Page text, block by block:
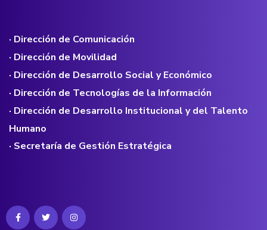
· Dirección de Comunicación
· Dirección de Movilidad
· Dirección de Desarrollo Social y Económico
· Dirección de Tecnologías de la Información
· Dirección de Desarrollo Institucional y del Talento
Humano
· Secretaría de Gestión Estratégica